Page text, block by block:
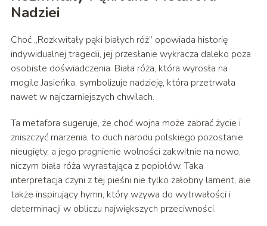
Nadziei
Choć „Rozkwitały pąki białych róż” opowiada historię
indywidualnej tragedii, jej przesłanie wykracza daleko poza
osobiste doświadczenia. Biała róża, która wyrosła na
mogile Jasieńka, symbolizuje nadzieję, która przetrwała
nawet w najczarniejszych chwilach.
Ta metafora sugeruje, że choć wojna może zabrać życie i
zniszczyć marzenia, to duch narodu polskiego pozostanie
nieugięty, a jego pragnienie wolności zakwitnie na nowo,
niczym biała róża wyrastająca z popiołów. Taka
interpretacja czyni z tej pieśni nie tylko żałobny lament, ale
także inspirujący hymn, który wzywa do wytrwałości i
determinacji w obliczu największych przeciwności.